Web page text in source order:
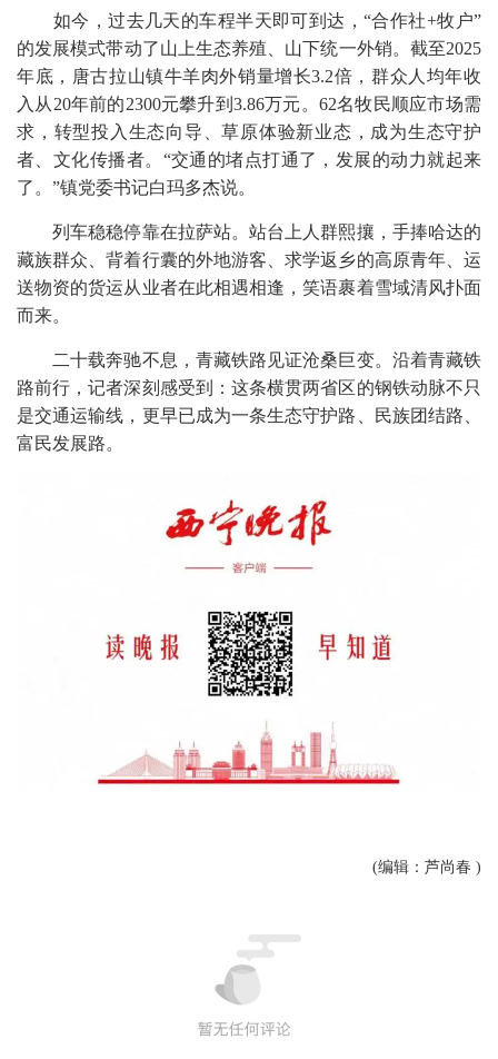
如今，过去几天的车程半天即可到达，“合作社+牧户”
的发展模式带动了山上生态养殖、山下统一外销。截至2025
年底，唐古拉山镇牛羊肉外销量增长3.2倍，群众人均年收
入从20年前的2300元攀升到3.86万元。62名牧民顺应市场需
求，转型投入生态向导、草原体验新业态，成为生态守护
者、文化传播者。“交通的堵点打通了，发展的动力就起来
了。”镇党委书记白玛多杰说。
列车稳稳停靠在拉萨站。站台上人群熙攘，手捧哈达的
藏族群众、背着行囊的外地游客、求学返乡的高原青年、运
送物资的货运从业者在此相遇相逢，笑语裹着雪域清风扑面
而来。
二十载奔驰不息，青藏铁路见证沧桑巨变。沿着青藏铁
路前行，记者深刻感受到：这条横贯两省区的钢铁动脉不只
是交通运输线，更早已成为一条生态守护路、民族团结路、
富民发展路。
(编辑：芦尚春 )